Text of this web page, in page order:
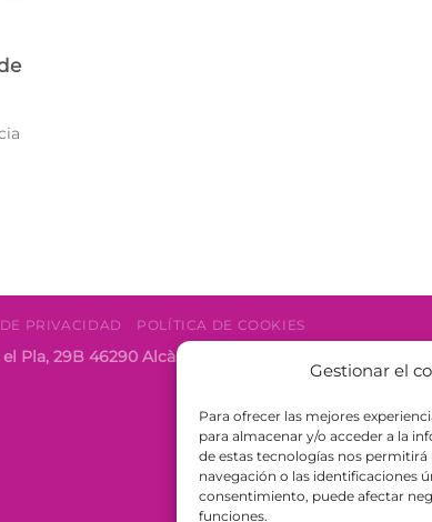
Gestionar el
Para ofrecer las mejores
para almacenar y/o acceder a la
de estas tecnologías nos
navegación o las identificaciones
consentimiento, puede afectar
funciones.
PRIVACIDAD POLÍTICA DE COOKIES
Pla, 29B 46290 Alcàsser, Valencia – ESPAÑA -